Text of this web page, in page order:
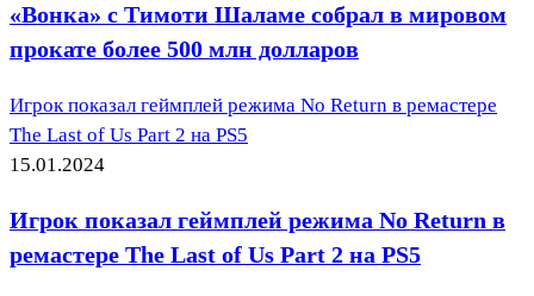
«Вонка» с Тимоти Шаламе собрал в мировом
прокате более 500 млн долларов
Игрок показал геймплей режима No Return в ремастере
The Last of Us Part 2 на PS5
15.01.2024
Игрок показал геймплей режима No Return в
ремастере The Last of Us Part 2 на PS5